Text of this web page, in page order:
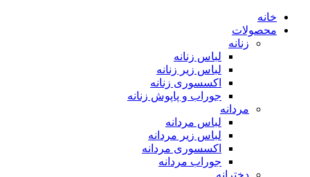
خانه
محصولات
زنانه
لباس زنانه
لباس زیر زنانه
اکسسوری زنانه
جوراب و پاپوش زنانه
مردانه
لباس مردانه
لباس زیر مردانه
اکسسوری مردانه
جوراب مردانه